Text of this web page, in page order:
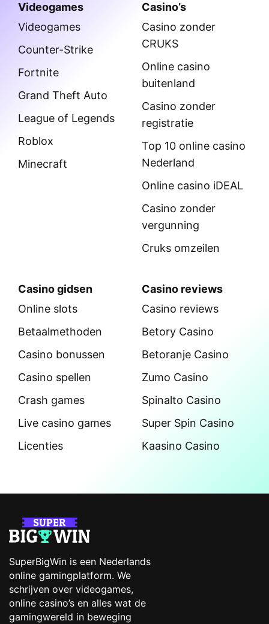
Videogames
Videogames
Counter-Strike
Fortnite
Grand Theft Auto
League of Legends
Roblox
Minecraft
Casino’s
Casino zonder
CRUKS
Online casino
buitenland
Casino zonder
registratie
Top 10 online casino
Nederland
Online casino iDEAL
Casino zonder
vergunning
Cruks omzeilen
Casino gidsen
Online slots
Betaalmethoden
Casino bonussen
Casino spellen
Crash games
Live casino games
Licenties
Casino reviews
Casino reviews
Betory Casino
Betoranje Casino
Zumo Casino
Spinalto Casino
Super Spin Casino
Kaasino Casino
SuperBigWin is een Nederlands
online gamingplatform. We
schrijven over videogames,
online casino’s en alles wat de
gamingwereld in beweging